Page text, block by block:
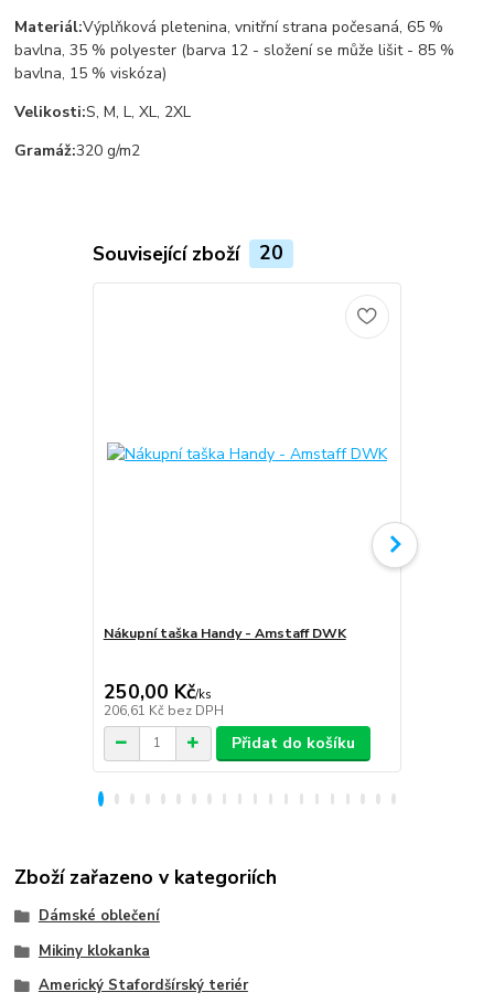
Materiál:Výplňková pletenina, vnitřní strana počesaná, 65 %
bavlna, 35 % polyester (barva 12 - složení se může lišit - 85 %
bavlna, 15 % viskóza)
Velikosti:S, M, L, XL, 2XL
Gramáž:320 g/m2
Související zboží 20
Nákupní taška Handy - Amstaff DWK
250,00 Kč/ks
206,61 Kč bez DPH
Přidat do košíku
Zboží zařazeno v kategoriích
Dámské oblečení
Mikiny klokanka
Americký Stafordšírský teriér